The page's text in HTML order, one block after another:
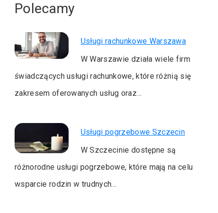
Polecamy
Usługi rachunkowe Warszawa
W Warszawie działa wiele firm
świadczących usługi rachunkowe, które różnią się
zakresem oferowanych usług oraz…
Usługi pogrzebowe Szczecin
W Szczecinie dostępne są
różnorodne usługi pogrzebowe, które mają na celu
wsparcie rodzin w trudnych…